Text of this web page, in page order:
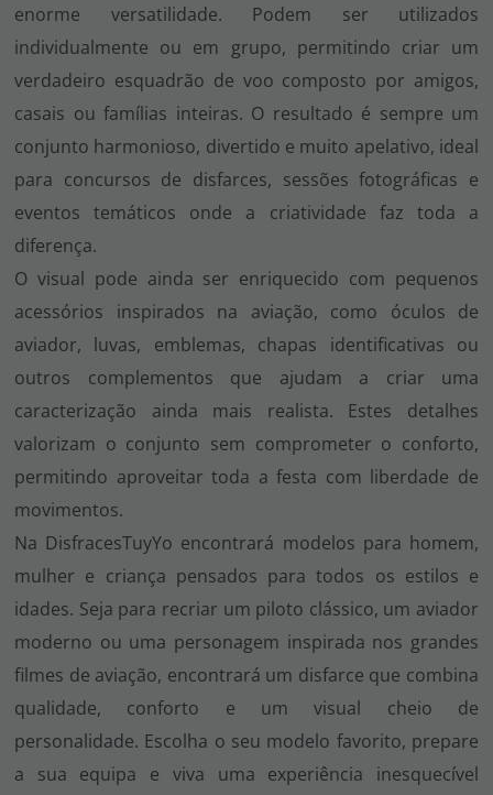
enorme versatilidade. Podem ser utilizados
individualmente ou em grupo, permitindo criar um
verdadeiro esquadrão de voo composto por amigos,
casais ou famílias inteiras. O resultado é sempre um
conjunto harmonioso, divertido e muito apelativo, ideal
para concursos de disfarces, sessões fotográficas e
eventos temáticos onde a criatividade faz toda a
diferença.
O visual pode ainda ser enriquecido com pequenos
acessórios inspirados na aviação, como óculos de
aviador, luvas, emblemas, chapas identificativas ou
outros complementos que ajudam a criar uma
caracterização ainda mais realista. Estes detalhes
valorizam o conjunto sem comprometer o conforto,
permitindo aproveitar toda a festa com liberdade de
movimentos.
Na DisfracesTuyYo encontrará modelos para homem,
mulher e criança pensados para todos os estilos e
idades. Seja para recriar um piloto clássico, um aviador
moderno ou uma personagem inspirada nos grandes
filmes de aviação, encontrará um disfarce que combina
qualidade, conforto e um visual cheio de
personalidade. Escolha o seu modelo favorito, prepare
a sua equipa e viva uma experiência inesquecível